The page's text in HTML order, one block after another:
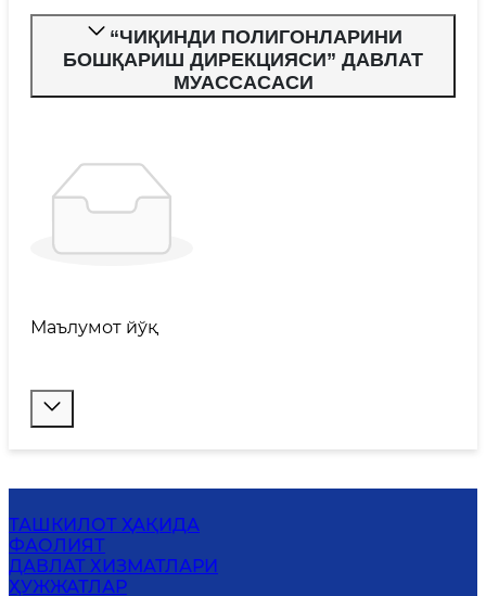
“ЧИҚИНДИ ПОЛИГОНЛАРИНИ
БОШҚАРИШ ДИРЕКЦИЯСИ” ДАВЛАТ
МУАССАСАСИ
Маълумот йўқ
ТАШКИЛОТ ҲАҚИДА
ФАОЛИЯТ
ДАВЛАТ ХИЗМАТЛАРИ
ҲУЖЖАТЛАР